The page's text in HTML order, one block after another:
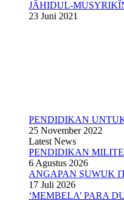
JÂHIDUL-
23 Juni 2021
PENDIDIKAN
25 November 2022
Latest News
PENDIDIKAN
6 Agustus 2026
ANGAPAN SUWUK
17 Juli 2026
‘MEMBELA’ PARA